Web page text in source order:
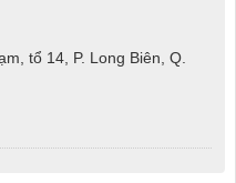
tổ 14, P. Long Biên, Q.